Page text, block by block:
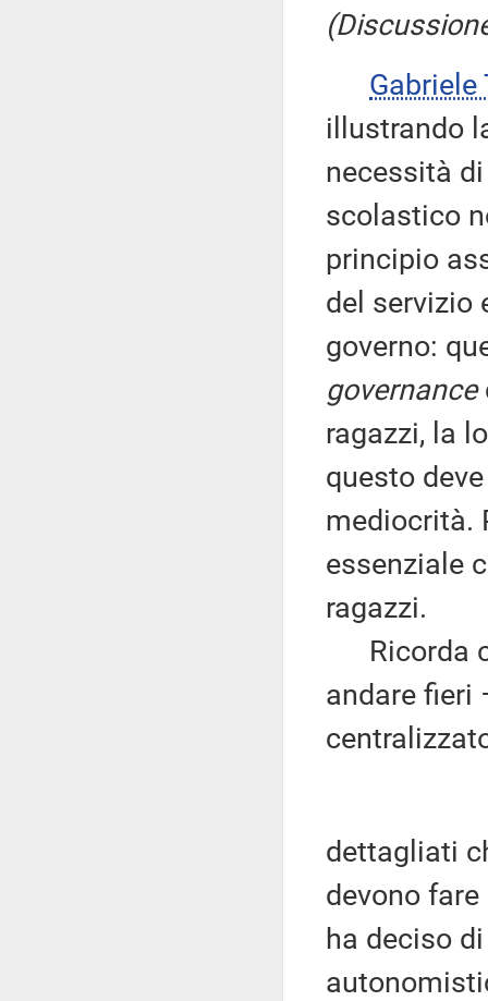
Gabriele
illustrando
necessità
scolastico
principio
del servizio
governo:
governance
ragazzi, la
questo
mediocrità.
essenziale
ragazzi.
Ricorda
andare fieri
dettagliati
devono
ha deciso